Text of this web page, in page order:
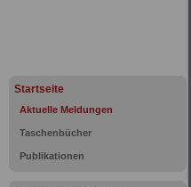
Startseite
Aktuelle Meldungen
Taschenbücher
Publikationen